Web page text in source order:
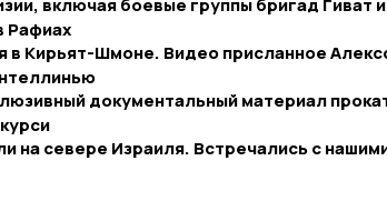
включая боевые группы бригад Гиват
Рафиах
в Кирьят-Шмоне. Видео присланное
документальный материал
на севере Израиля. Встречались с